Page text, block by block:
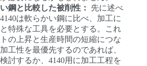
鋼と比較した被削性：
先に述べ
は軟らかい鋼に比べ、加工に
特殊な工具を必要とする。これ
の上昇と生産時間の短縮につな
工性を最優先するのであれば、
討するか、4140用に加工工程を